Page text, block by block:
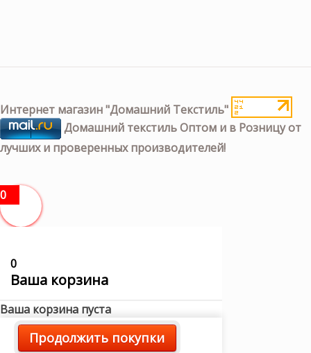
Интернет магазин "Домашний Текстиль"
Домашний текстиль Оптом и в Розницу от
лучших и проверенных производителей!
0
0
Ваша корзина
Ваша корзина пуста
Продолжить покупки